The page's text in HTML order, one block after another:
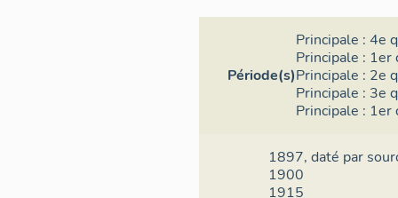
Période(s)
Principale : 4e
Principale : 1er
Principale : 2e
Principale : 3e
Principale : 1er
1897,daté par
1900
1915